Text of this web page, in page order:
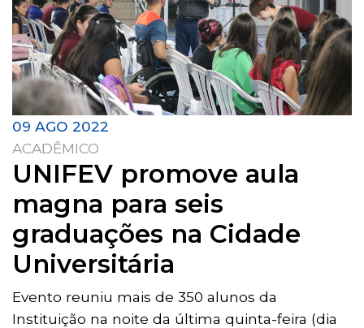
09 AGO 2022
ACADÊMICO
UNIFEV promove aula
magna para seis
graduações na Cidade
Universitária
Evento reuniu mais de 350 alunos da
Instituição na noite da última quinta-feira (dia